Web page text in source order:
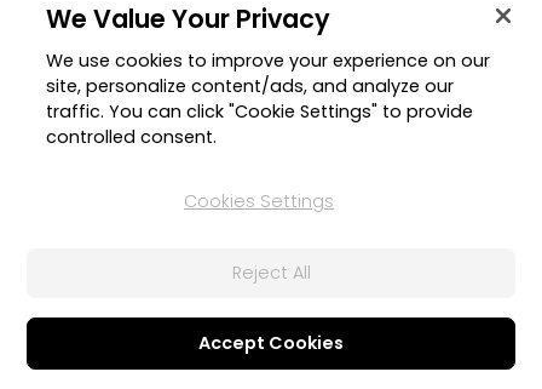
移除/加强音乐中的人声
We Value Your Privacy
We use cookies to improve your experience on our
site, personalize content/ads, and analyze our
traffic. You can click "Cookie Settings" to provide
controlled consent.
Cookies Settings
Reject All
Accept Cookies